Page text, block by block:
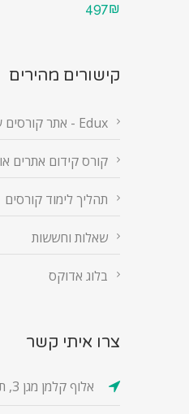
497₪
קישורים מהירים
Edux - אתר קורסים עם ערך
קורס קידום אתרים
תהליך לימוד קורסים
שאלות וחששות
בלוג אדוקס
צרו איתי קשר
אלוף קלמן מגן 3, תל אביב-יפו